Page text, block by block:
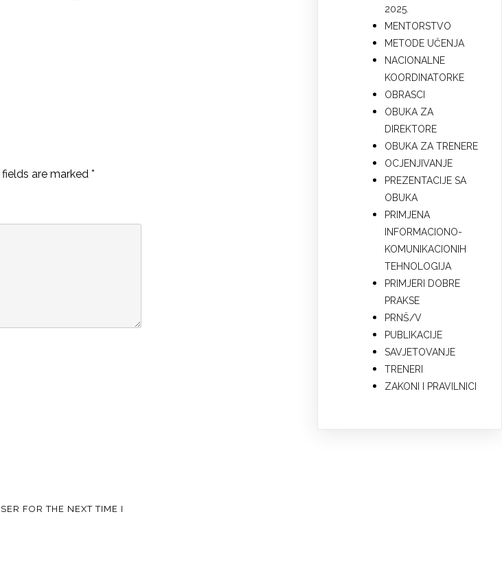
fields are marked*
FOR THE NEXT TIME I
2025.
MENTORSTVO
METODE UČENJA
NACIONALNE
KOORDINATORKE
OBRASCI
OBUKA ZA
DIREKTORE
OBUKA ZA TRENERE
OCJENJIVANJE
PREZENTACIJE SA
OBUKA
PRIMJENA
INFORMACIONO-
KOMUNIKACIONIH
TEHNOLOGIJA
PRIMJERI DOBRE
PRAKSE
PRNŠ/V
PUBLIKACIJE
SAVJETOVANJE
TRENERI
ZAKONI I PRAVILNICI